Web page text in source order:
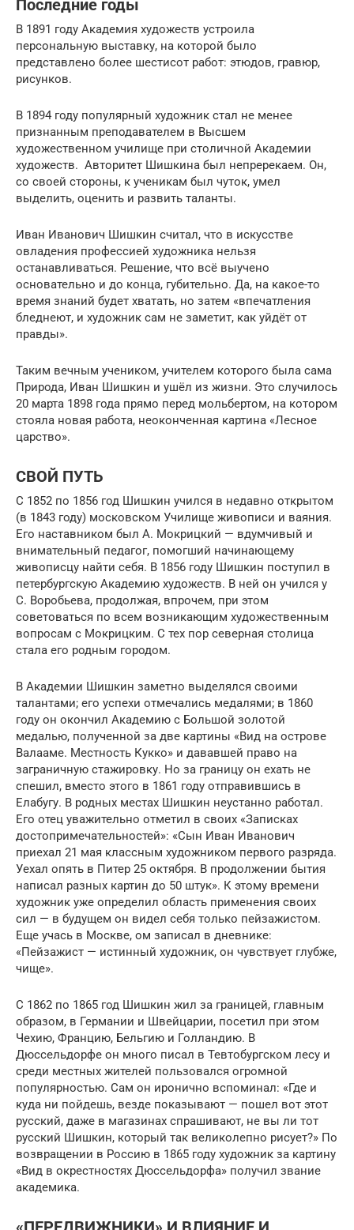
Последние годы
В 1891 году Академия художеств устроила
персональную выставку, на которой было
представлено более шестисот работ: этюдов, гравюр,
рисунков.
В 1894 году популярный художник стал не менее
признанным преподавателем в Высшем
художественном училище при столичной Академии
художеств. Авторитет Шишкина был непререкаем. Он,
со своей стороны, к ученикам был чуток, умел
выделить, оценить и развить таланты.
Иван Иванович Шишкин считал, что в искусстве
овладения профессией художника нельзя
останавливаться. Решение, что всё выучено
основательно и до конца, губительно. Да, на какое-то
время знаний будет хватать, но затем «впечатления
бледнеют, и художник сам не заметит, как уйдёт от
правды».
Таким вечным учеником, учителем которого была сама
Природа, Иван Шишкин и ушёл из жизни. Это случилось
20 марта 1898 года прямо перед мольбертом, на котором
стояла новая работа, неоконченная картина «Лесное
царство».
СВОЙ ПУТЬ
С 1852 по 1856 год Шишкин учился в недавно открытом
(в 1843 году) московском Училище живописи и ваяния.
Его наставником был А. Мокрицкий — вдумчивый и
внимательный педагог, помогший начинающему
живописцу найти себя. В 1856 году Шишкин поступил в
петербургскую Академию художеств. В ней он учился у
С. Воробьева, продолжая, впрочем, при этом
советоваться по всем возникающим художественным
вопросам с Мокрицким. С тех пор северная столица
стала его родным городом.
В Академии Шишкин заметно выделялся своими
талантами; его успехи отмечались медалями; в 1860
году он окончил Академию с Большой золотой
медалью, полученной за две картины «Вид на острове
Валааме. Местность Кукко» и дававшей право на
заграничную стажировку. Но за границу он ехать не
спешил, вместо этого в 1861 году отправившись в
Елабугу. В родных местах Шишкин неустанно работал.
Его отец уважительно отметил в своих «Записках
достопримечательностей»: «Сын Иван Иванович
приехал 21 мая классным художником первого разряда.
Уехал опять в Питер 25 октября. В продолжении бытия
написал разных картин до 50 штук». К этому времени
художник уже определил область применения своих
сил — в будущем он видел себя только пейзажистом.
Еще учась в Москве, ом записал в дневнике:
«Пейзажист — истинный художник, он чувствует глубже,
чище».
С 1862 по 1865 год Шишкин жил за границей, главным
образом, в Германии и Швейцарии, посетил при этом
Чехию, Францию, Бельгию и Голландию. В
Дюссельдорфе он много писал в Тевтобургском лесу и
среди местных жителей пользовался огромной
популярностью. Сам он иронично вспоминал: «Где и
куда ни пойдешь, везде показывают — пошел вот этот
русский, даже в магазинах спрашивают, не вы ли тот
русский Шишкин, который так великолепно рисует?» По
возвращении в Россию в 1865 году художник за картину
«Вид в окрестностях Дюссельдорфа» получил звание
академика.